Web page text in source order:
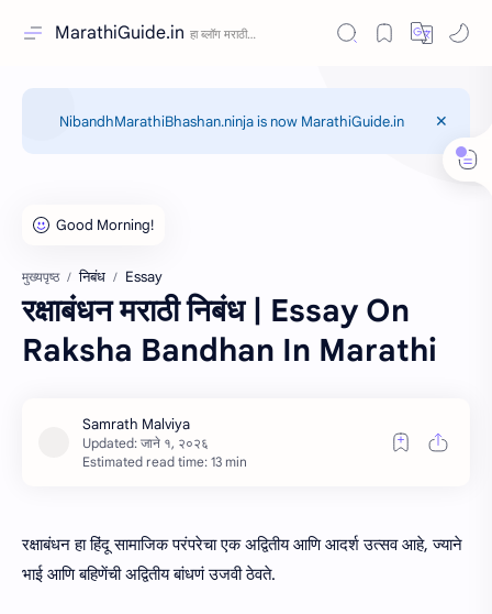
MarathiGuide.in
NibandhMarathiBhashan.ninja is now MarathiGuide.in
मुख्यपृष्ठ निबंध Essay
रक्षाबंधन मराठी निबंध | Essay On
Raksha Bandhan In Marathi
Estimated read time: 13 min
रक्षाबंधन हा हिंदू सामाजिक परंपरेचा एक अद्वितीय आणि आदर्श उत्सव आहे, ज्याने
भाई आणि बहिणेंची अद्वितीय बांधणं उजवी ठेवते.